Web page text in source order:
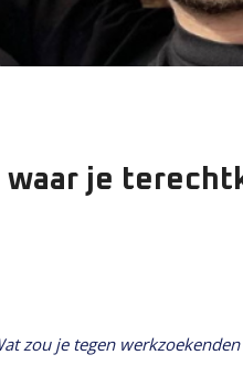
je
zou je tegen